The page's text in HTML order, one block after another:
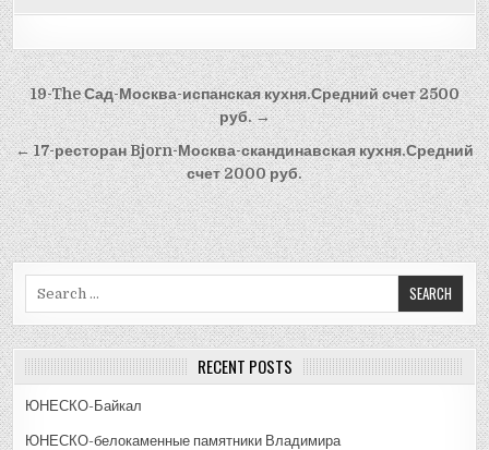
Post
navigation
19-The Сад-Москва-испанская кухня.Средний счет 2500
руб. →
← 17-ресторан Bjorn-Москва-скандинавская кухня.Средний
счет 2000 руб.
RECENT POSTS
ЮНЕСКО-Байкал
ЮНЕСКО-белокаменные памятники Владимира